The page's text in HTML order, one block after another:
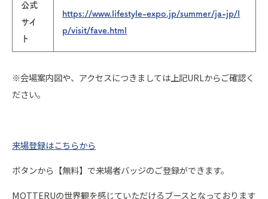
公式
サイ
ト
https://www.lifestyle-expo.jp/summer/ja-jp/l
p/visit/fave.html
※会場案内図や、アクセスにつきましては上記URLからご確認く
ださい。
来場登録はこちらから
ボタンから【無料】で来場者バッジのご登録ができます。
MOTTERUの世界観を感じていただけるブースとなっております